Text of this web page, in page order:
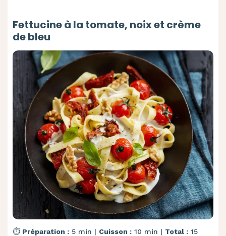
Fettucine à la tomate, noix et crème
de bleu
⏱️ Préparation : 5 min | Cuisson : 10 min | Total : 15